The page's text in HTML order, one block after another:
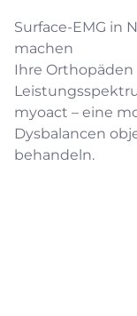
Surface-EMG in
machen
Ihre
myoact – eine
Dysbalancen
behandeln.